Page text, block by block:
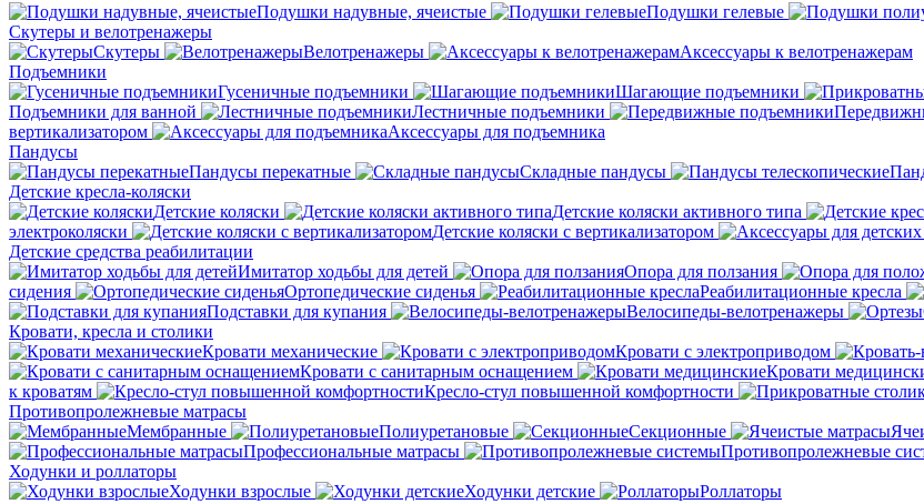
Подушки надувные, ячеистые Подушки гелевые
Скутеры и велотренажеры
Скутеры
Велотренажеры
Аксессуары к велотренажерам
Подъемники
Гусеничные подъемники
Шагающие подъемники
Подъемники для ванной
Лестничные подъемники
вертикализатором
Аксессуары для подъемника
Пандусы
Пандусы перекатные
Складные пандусы
Детские кресла-коляски
Детские коляски
Детские коляски активного типа
электроколяски
Детские коляски с вертикализатором
Детские средства реабилитации
Имитатор ходьбы для детей
Опора для ползания
сидения
Ортопедические сиденья Реабилитационные кресла
Подставки для купания
Велосипеды-велотренажеры
Кровати, кресла и столики
Кровати механические
Кровати с электроприводом
Кровати с санитарным оснащением
Кровати
к кроватям
Кресло-стул повышенной комфортности
Противопролежневые матрасы
Мембранные
Полиуретановые Секционные
Профессиональные матрасы
Противопролежневые
Ходунки и роллаторы
Ходунки взрослые
Ходунки детские
Роллаторы